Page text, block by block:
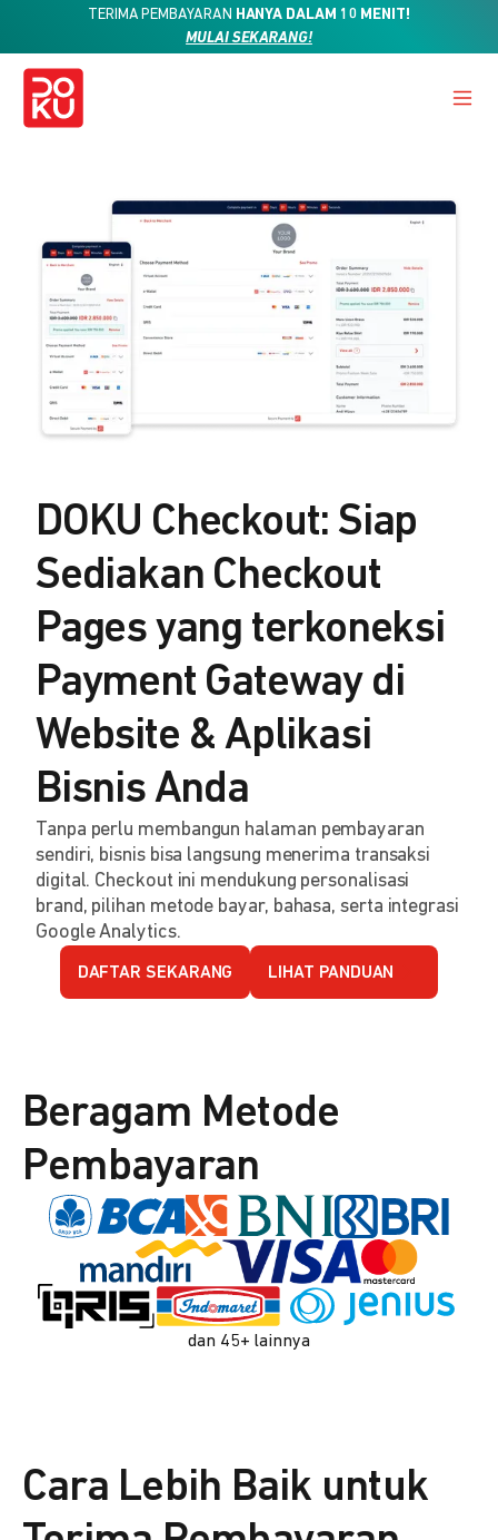
TERIMA PEMBAYARAN HANYA DALAM 10 MENIT!
MULAI SEKARANG!
DOKU Checkout: Siap
Sediakan Checkout
Pages yang terkoneksi
Payment Gateway di
Website & Aplikasi
Bisnis Anda
Tanpa perlu membangun halaman pembayaran
sendiri, bisnis bisa langsung menerima transaksi
digital. Checkout ini mendukung personalisasi
brand, pilihan metode bayar, bahasa, serta integrasi
Google Analytics.
DAFTAR SEKARANG LIHAT PANDUAN
Beragam Metode
Pembayaran
dan 45+ lainnya
Cara Lebih Baik untuk